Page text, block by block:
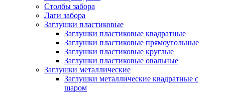
Столбы забора
Лаги забора
Заглушки пластиковые
Заглушки пластиковые квадратные
Заглушки пластиковые прямоугольные
Заглушки пластиковые круглые
Заглушки пластиковые овальные
Заглушки металлические
Заглушки металлические квадратные с
шаром